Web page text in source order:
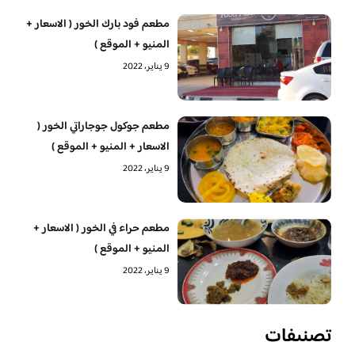
مطعم فود بارك الخور ( الاسعار +
المنيو + الموقع )
9 يناير، 2022
مطعم جوكول جوجاراتي الخور (
الاسعار + المنيو + الموقع )
9 يناير، 2022
مطعم حراء في الخور ( الاسعار +
المنيو + الموقع )
9 يناير، 2022